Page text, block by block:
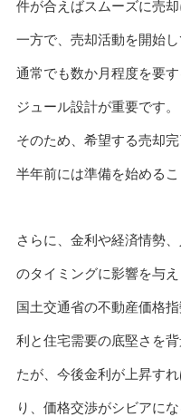
件が合えばスムーズに売
一方で、売却活動を開始
通常でも数か月程度を要
ジュール設計が重要です。
そのため、希望する売却
半年前には準備を始めるこ
さらに、金利や経済情勢
のタイミングに影響を与え
国土交通省の不動産価格
利と住宅需要の底堅さを
たが、今後金利が上昇す
り、価格交渉がシビアに